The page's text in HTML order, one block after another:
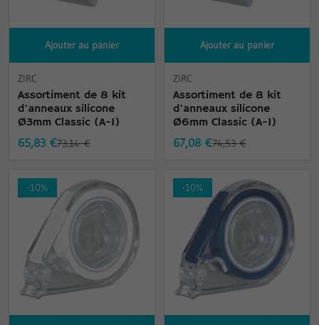
Ajouter au panier
ZIRC
Assortiment de 8 kit
d'anneaux silicone
Ø3mm Classic (A-I)
65,83 €73,14 €
Ajouter au panier
ZIRC
Assortiment de 8 kit
d'anneaux silicone
Ø6mm Classic (A-I)
67,08 €74,53 €
-10% -10%